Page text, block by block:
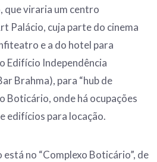
que viraria um centro
Palácio, cuja parte do cinema
e a do hotel para
Edifício Independência
Brahma), para “hub de
Boticário, onde há ocupações
edifícios para locação.
no “Complexo Boticário”, de